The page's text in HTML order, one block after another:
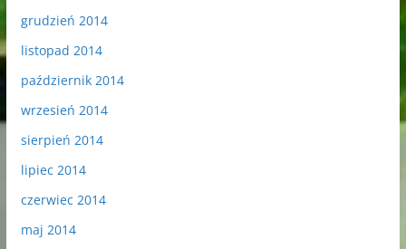
grudzień 2014
listopad 2014
październik 2014
wrzesień 2014
sierpień 2014
lipiec 2014
czerwiec 2014
maj 2014